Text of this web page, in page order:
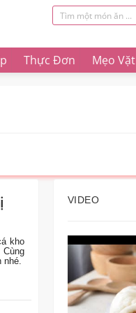
Thực Đơn Mẹo Vặt
kho
nhé.
VIDEO